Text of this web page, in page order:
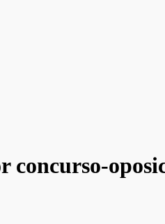
concurso-